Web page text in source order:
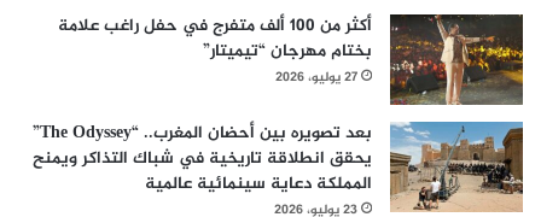
أكثر من 100 ألف متفرج في حفل راغب علامة
بختام مهرجان “تيميتار”
27 يوليو، 2026
بعد تصويره بين أحضان المغرب.. “The Odyssey”
يحقق انطلاقة تاريخية في شباك التذاكر ويمنح
المملكة دعاية سينمائية عالمية
23 يوليو، 2026